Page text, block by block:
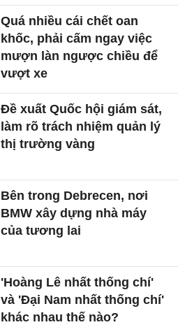
Quá nhiều cái chết oan
khốc, phải cấm ngay việc
mượn làn ngược chiều để
vượt xe
Đề xuất Quốc hội giám sát,
làm rõ trách nhiệm quản lý
thị trường vàng
Bên trong Debrecen, nơi
BMW xây dựng nhà máy
của tương lai
'Hoàng Lê nhất thống chí'
và 'Đại Nam nhất thống chí'
khác nhau thế nào?